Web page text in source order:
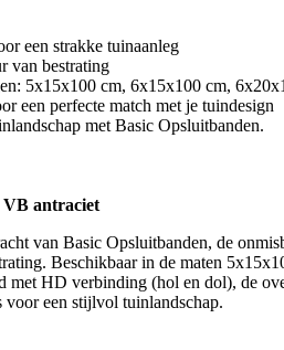
een strakke tuinaanleg
van bestrating
5x15x100 cm, 6x15x100 cm,
een perfecte match met je tuindesign
met Basic Opsluitbanden.
VB antraciet
van Basic Opsluitbanden, de
Beschikbaar in de maten
met HD verbinding (hol en dol), de
voor een stijlvol tuinlandschap.